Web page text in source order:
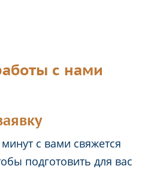
с нами
с вами свяжется
подготовить для вас